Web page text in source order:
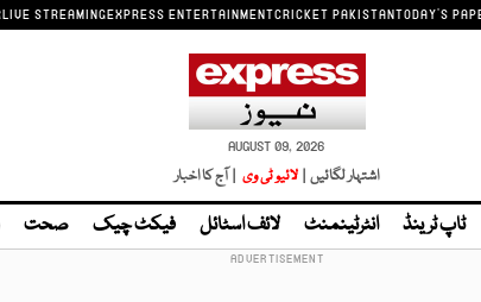
LIVE STREAMINGEXPRESS ENTERTAINMENTCRICKET PAKISTANTODAY'S
AUGUST 09, 2026
اشتہار لگائیں | لائیو ٹی وی | آج کا اخبار
ٹاپ ٹرینڈ انٹرٹینمنٹ لائف اسٹائل فیکٹ چیک صحت